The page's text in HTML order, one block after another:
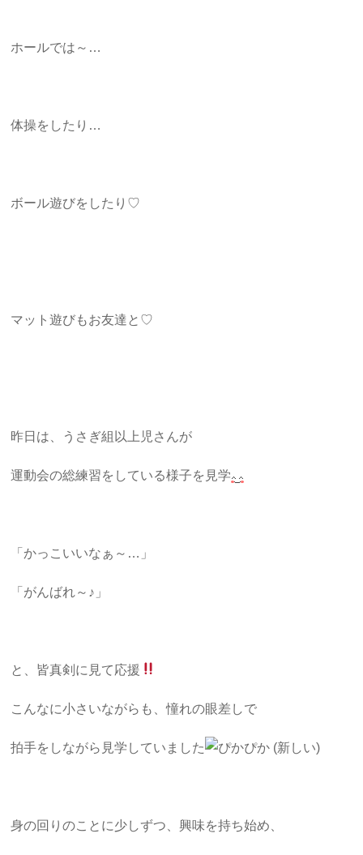
ホールでは～…
体操をしたり…
ボール遊びをしたり♡
マット遊びもお友達と♡
昨日は、うさぎ組以上児さんが
運動会の総練習をしている様子を見学
「かっこいいなぁ～…」
「がんばれ～♪」
と、皆真剣に見て応援
こんなに小さいながらも、憧れの眼差しで
拍手をしながら見学していました
身の回りのことに少しずつ、興味を持ち始め、